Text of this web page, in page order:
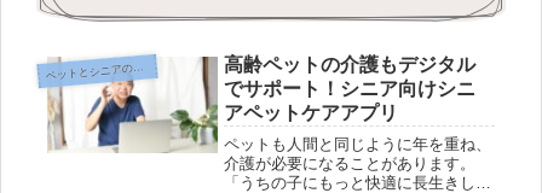
ペットとシニアのデジタル生活編
高齢ペットの介護もデジタル
でサポート！シニア向けシニ
アペットケアアプリ
ペットも人間と同じように年を重ね、
介護が必要になることがあります。
「うちの子にもっと快適に長生きして